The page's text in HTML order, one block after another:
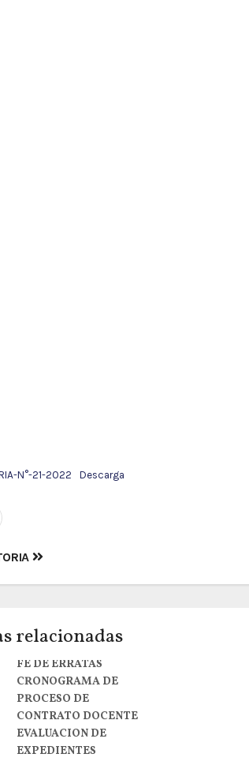
N°-21-2022 Descarga
relacionadas
FE DE ERRATAS
CRONOGRAMA DE
PROCESO DE
CONTRATO DOCENTE
EVALUACION DE
EXPEDIENTES